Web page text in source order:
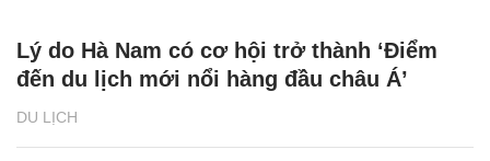
DU LỊCH
Lý do Hà Nam có cơ hội trở thành ‘Điểm
đến du lịch mới nổi hàng đầu châu Á’